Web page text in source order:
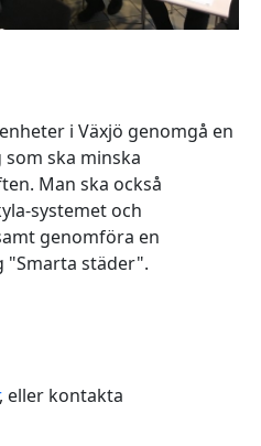
i Växjö genomgå en
ska minska
Man ska också
systemet och
genomföra en
"Smarta städer".
, eller kontakta